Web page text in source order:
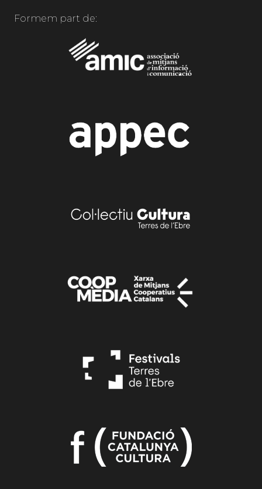
Formem part de: